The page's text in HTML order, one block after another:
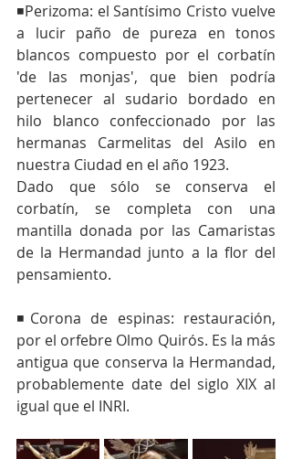
◾Perizoma: el Santísimo Cristo vuelve
a lucir paño de pureza en tonos
blancos compuesto por el corbatín
'de las monjas', que bien podría
pertenecer al sudario bordado en
hilo blanco confeccionado por las
hermanas Carmelitas del Asilo en
nuestra Ciudad en el año 1923.
Dado que sólo se conserva el
corbatín, se completa con una
mantilla donada por las Camaristas
de la Hermandad junto a la flor del
pensamiento.
◾Corona de espinas: restauración,
por el orfebre Olmo Quirós. Es la más
antigua que conserva la Hermandad,
probablemente date del siglo XIX al
igual que el INRI.